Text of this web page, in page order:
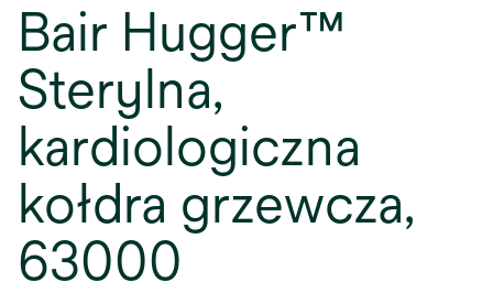
Bair Hugger™
Sterylna,
kardiologiczna
kołdra grzewcza,
63000